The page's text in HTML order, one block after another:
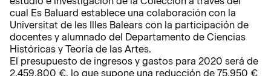
cual Es Baluard establece una colaboración con la
Universitat de les Illes Balears con la participación de
docentes y alumnado del Departamento de Ciencias
Históricas y Teoría de las Artes.
El presupuesto de ingresos y gastos para 2020 será de
2.459.800 €, lo que supone una reducción de 75.950 €